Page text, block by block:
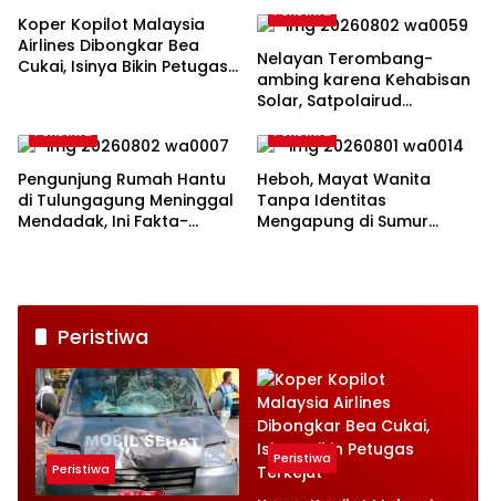
Koper Kopilot Malaysia
Airlines Dibongkar Bea
Cukai, Isinya Bikin Petugas
Peristiwa
Nelayan Terombang-
ambing karena Kehabisan
Solar, Satpolairud
Waktu
Peristiwa
Pengunjung Rumah Hantu
di Tulungagung Meninggal
Mendadak, Ini Fakta-
Peristiwa
Heboh, Mayat Wanita
Tanpa Identitas
Mengapung di Sumur
Peristiwa
Peristiwa
Peristiwa